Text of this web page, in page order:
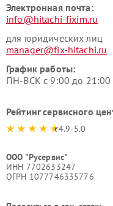
Электронная почта:
info@hitachi-fixim.ru
для юридических лиц
manager@fix-hitachi.ru
График работы:
ПН-ВСК с 9:00 до
Рейтинг сервисного
4.9-5.0
ООО "Русервис"
ИНН 7702633247
ОГРН 1077746335776